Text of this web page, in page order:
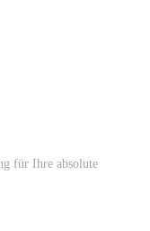
für Ihre absolute